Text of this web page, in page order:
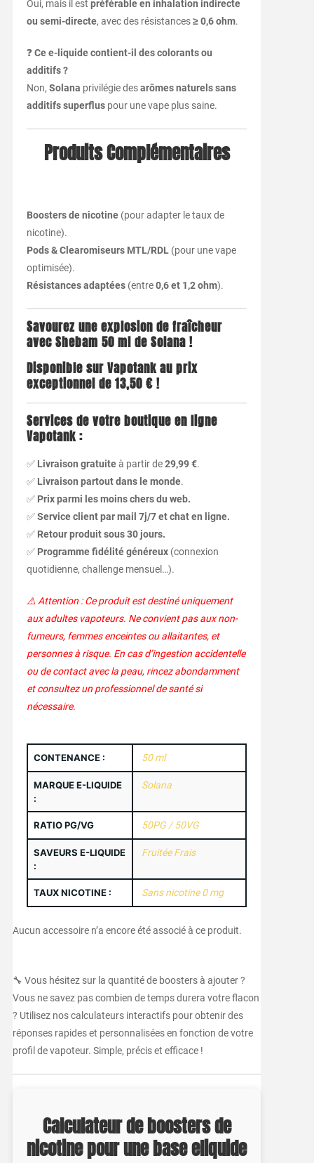
Oui, mais il est préférable en inhalation indirecte
ou semi-directe, avec des résistances≥ 0,6 ohm.
❓Ce e-liquide contient-il des colorants ou
additifs ?
Non, Solana privilégie desarômes naturels sans
additifs superfluspour une vape plus saine.
Produits Complémentaires
Boosters de nicotine(pour adapter le taux de
nicotine).
Pods & Clearomiseurs MTL/RDL(pour une vape
optimisée).
Résistances adaptées(entre0,6 et 1,2 ohm).
Savourez une explosion de fraîcheur
avec Shebam 50 ml de Solana !
Disponible sur Vapotank au prix
exceptionnel de 13,50 € !
Services de votre boutique en ligne
Vapotank :
✅ Livraison gratuiteà partir de29,99 €.
✅ Livraison partout dans le monde.
✅ Prix parmi les moins chers du web.
✅Service client par mail 7j/7 et chat en ligne.
✅ Retour produit sous 30 jours.
✅ Programme fidélité généreux(connexion
quotidienne, challenge mensuel…).
⚠️ Attention : Ce produit est destiné uniquement
aux adultes vapoteurs. Ne convient pas aux non-
fumeurs, femmes enceintes ou allaitantes, et
personnes à risque. En cas d’ingestion accidentelle
ou de contact avec la peau, rincez abondamment
et consultez un professionnel de santé si
nécessaire.
CONTENANCE : 50 ml
MARQUE E-LIQUIDE
:
Solana
RATIO PG/VG 50PG / 50VG
SAVEURS E-LIQUIDE
:
Fruitée Frais
TAUX NICOTINE : Sans nicotine 0 mg
Aucun accessoire n’a encore été associé à ce produit.
🔧 Vous hésitez sur la quantité de boosters à ajouter ?
Vous ne savez pas combien de temps durera votre flacon
? Utilisez nos calculateurs interactifs pour obtenir des
réponses rapides et personnalisées en fonction de votre
profil de vapoteur. Simple, précis et efficace !
Calculateur de boosters de
nicotine pour une base eliquide